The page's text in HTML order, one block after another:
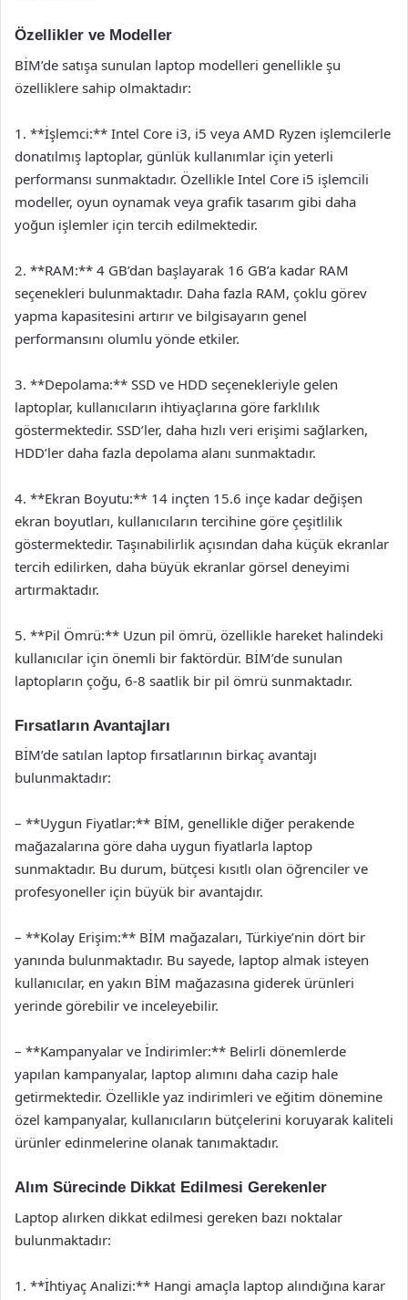
Özellikler ve Modeller
BİM’de satışa sunulan laptop modelleri genellikle şu
özelliklere sahip olmaktadır:
1. **İşlemci:** Intel Core i3, i5 veya AMD Ryzen işlemcilerle
donatılmış laptoplar, günlük kullanımlar için yeterli
performansı sunmaktadır. Özellikle Intel Core i5 işlemcili
modeller, oyun oynamak veya grafik tasarım gibi daha
yoğun işlemler için tercih edilmektedir.
2. **RAM:** 4 GB’dan başlayarak 16 GB’a kadar RAM
seçenekleri bulunmaktadır. Daha fazla RAM, çoklu görev
yapma kapasitesini artırır ve bilgisayarın genel
performansını olumlu yönde etkiler.
3. **Depolama:** SSD ve HDD seçenekleriyle gelen
laptoplar, kullanıcıların ihtiyaçlarına göre farklılık
göstermektedir. SSD’ler, daha hızlı veri erişimi sağlarken,
HDD’ler daha fazla depolama alanı sunmaktadır.
4. **Ekran Boyutu:** 14 inçten 15.6 inçe kadar değişen
ekran boyutları, kullanıcıların tercihine göre çeşitlilik
göstermektedir. Taşınabilirlik açısından daha küçük ekranlar
tercih edilirken, daha büyük ekranlar görsel deneyimi
artırmaktadır.
5. **Pil Ömrü:** Uzun pil ömrü, özellikle hareket halindeki
kullanıcılar için önemli bir faktördür. BİM’de sunulan
laptopların çoğu, 6-8 saatlik bir pil ömrü sunmaktadır.
Fırsatların Avantajları
BİM’de satılan laptop fırsatlarının birkaç avantajı
bulunmaktadır:
– **Uygun Fiyatlar:** BİM, genellikle diğer perakende
mağazalarına göre daha uygun fiyatlarla laptop
sunmaktadır. Bu durum, bütçesi kısıtlı olan öğrenciler ve
profesyoneller için büyük bir avantajdır.
– **Kolay Erişim:** BİM mağazaları, Türkiye’nin dört bir
yanında bulunmaktadır. Bu sayede, laptop almak isteyen
kullanıcılar, en yakın BİM mağazasına giderek ürünleri
yerinde görebilir ve inceleyebilir.
– **Kampanyalar ve İndirimler:** Belirli dönemlerde
yapılan kampanyalar, laptop alımını daha cazip hale
getirmektedir. Özellikle yaz indirimleri ve eğitim dönemine
özel kampanyalar, kullanıcıların bütçelerini koruyarak kaliteli
ürünler edinmelerine olanak tanımaktadır.
Alım Sürecinde Dikkat Edilmesi Gerekenler
Laptop alırken dikkat edilmesi gereken bazı noktalar
bulunmaktadır:
1. **İhtiyaç Analizi:** Hangi amaçla laptop alındığına karar